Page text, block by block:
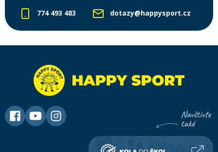
774 493 483 dotazy@happysport.cz